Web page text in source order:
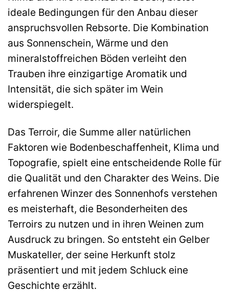
ideale Bedingungen für den Anbau dieser
anspruchsvollen Rebsorte. Die Kombination
aus Sonnenschein, Wärme und den
mineralstoffreichen Böden verleiht den
Trauben ihre einzigartige Aromatik und
Intensität, die sich später im Wein
widerspiegelt.
Das Terroir, die Summe aller natürlichen
Faktoren wie Bodenbeschaffenheit, Klima und
Topografie, spielt eine entscheidende Rolle für
die Qualität und den Charakter des Weins. Die
erfahrenen Winzer des Sonnenhofs verstehen
es meisterhaft, die Besonderheiten des
Terroirs zu nutzen und in ihren Weinen zum
Ausdruck zu bringen. So entsteht ein Gelber
Muskateller, der seine Herkunft stolz
präsentiert und mit jedem Schluck eine
Geschichte erzählt.